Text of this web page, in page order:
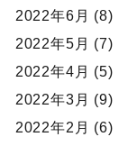
2022年6月 (8)
2022年5月 (7)
2022年4月 (5)
2022年3月 (9)
2022年2月 (6)